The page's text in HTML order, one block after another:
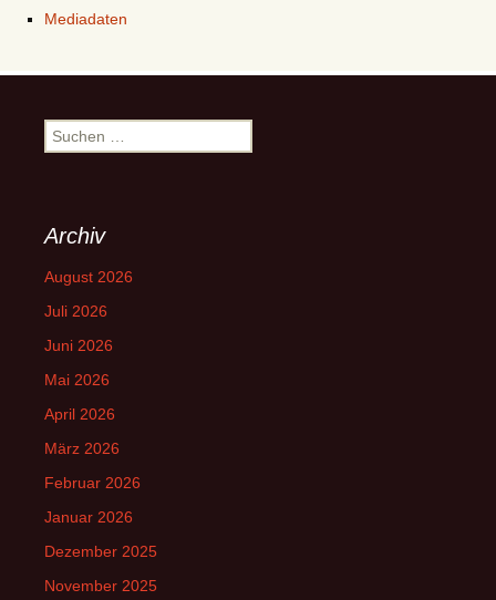
Mediadaten
Suchen
nach:
Archiv
August 2026
Juli 2026
Juni 2026
Mai 2026
April 2026
März 2026
Februar 2026
Januar 2026
Dezember 2025
November 2025